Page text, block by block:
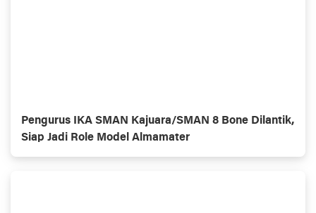
Pengurus IKA SMAN Kajuara/SMAN 8 Bone Dilantik,
Siap Jadi Role Model Almamater